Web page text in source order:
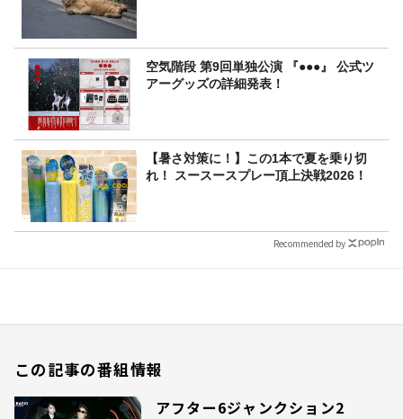
空気階段 第9回単独公演 『●●●』 公式ツ
アーグッズの詳細発表！
【暑さ対策に！】この1本で夏を乗り切
れ！ スースースプレー頂上決戦2026！
Recommended by
この記事の番組情報
アフター6ジャンクション2